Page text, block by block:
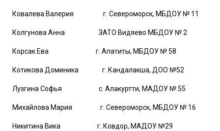
Ковалева Валерия г. Североморск, МБДОУ № 11
Колгунова Анна ЗАТО Видяево МБДОУ № 2
Корсак Ева г. Апатиты, МБДОУ № 58
Котикова Доминика г. Кандалакша, ДОО №52
Лузгина Софья с. Алакуртти, МАДОУ № 55
Михайлова Мария г. Североморск, МБДОУ № 16
Никитина Вика г. Ковдор, МАДОУ №29